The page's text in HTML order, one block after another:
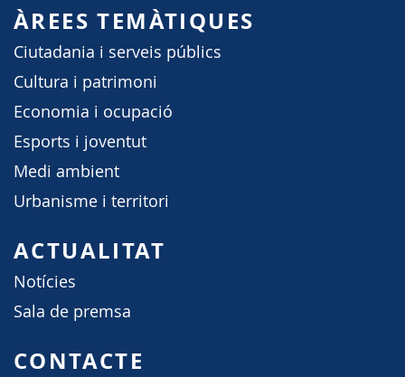
ÀREES TEMÀTIQUES
Ciutadania i serveis públics
Cultura i patrimoni
Economia i ocupació
Esports i joventut
Medi ambient
Urbanisme i territori
ACTUALITAT
Notícies
Sala de premsa
CONTACTE